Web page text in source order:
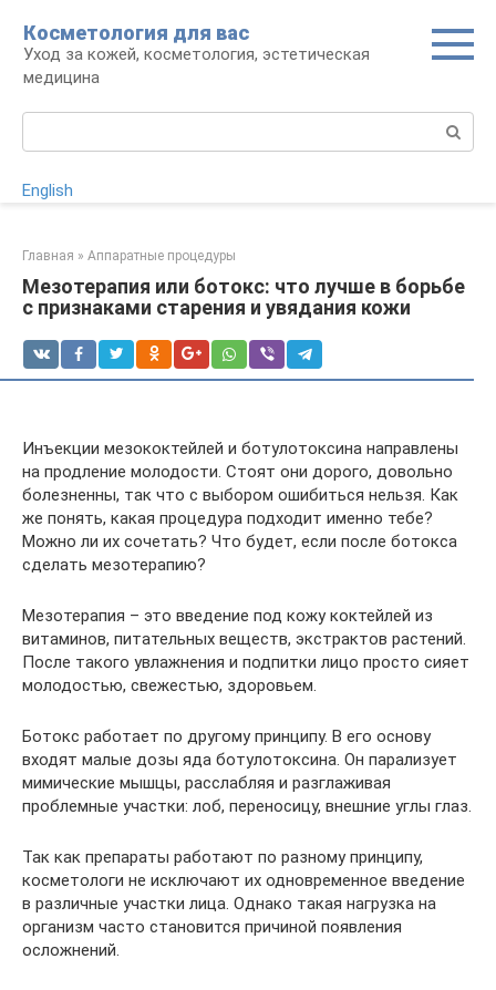
контенту
Косметология для вас
Уход за кожей, косметология, эстетическая
медицина
English
Главная » Аппаратные процедуры
Мезотерапия или ботокс: что лучше в борьбе
с признаками старения и увядания кожи
Инъекции мезококтейлей и ботулотоксина направлены
на продление молодости. Стоят они дорого, довольно
болезненны, так что с выбором ошибиться нельзя. Как
же понять, какая процедура подходит именно тебе?
Можно ли их сочетать? Что будет, если после ботокса
сделать мезотерапию?
Мезотерапия – это введение под кожу коктейлей из
витаминов, питательных веществ, экстрактов растений.
После такого увлажнения и подпитки лицо просто сияет
молодостью, свежестью, здоровьем.
Ботокс работает по другому принципу. В его основу
входят малые дозы яда ботулотоксина. Он парализует
мимические мышцы, расслабляя и разглаживая
проблемные участки: лоб, переносицу, внешние углы глаз.
Так как препараты работают по разному принципу,
косметологи не исключают их одновременное введение
в различные участки лица. Однако такая нагрузка на
организм часто становится причиной появления
осложнений.